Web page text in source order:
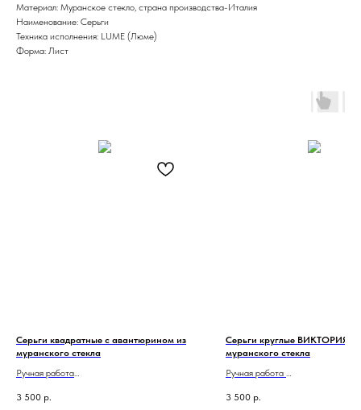
Материал: Муранское стекло, страна производства-Италия
Наименование: Серьги
Техника исполнения: LUME (Люме)
Форма: Лист
Серьги квадратные с авантюрином из
муранского стекла
Ручная работа
Сделано в Италии
3 500 р.
Серьги круглые ВИКТОРИЯ
муранского стекла
Ручная работа
3 500 р.